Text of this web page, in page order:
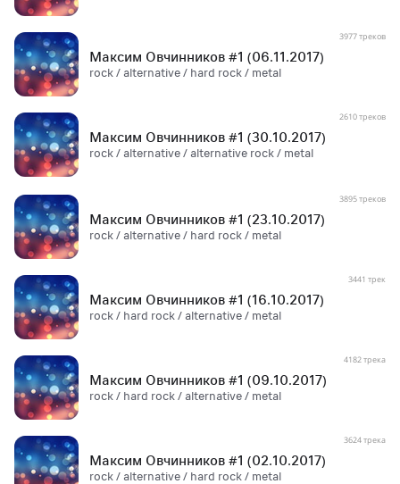
Максим Овчинников #1 (06.11.2017)
rock / alternative / hard rock / metal
3977 треков
Максим Овчинников #1 (30.10.2017)
rock / alternative / alternative rock / metal
2610 треков
Максим Овчинников #1 (23.10.2017)
rock / alternative / hard rock / metal
3895 треков
Максим Овчинников #1 (16.10.2017)
rock / hard rock / alternative / metal
3441 трек
Максим Овчинников #1 (09.10.2017)
rock / hard rock / alternative / metal
4182 трека
Максим Овчинников #1 (02.10.2017)
rock / alternative / hard rock / metal
3624 трека